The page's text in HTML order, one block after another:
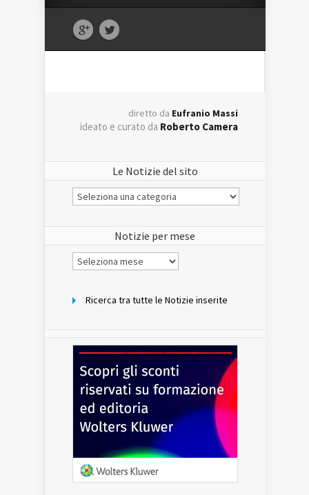
diretto da Eufranio Massi
ideato e curato da Roberto Camera
Le Notizie del sito
Le
Notizie
Notizie per mese
Notizie
per
Ricerca tra tutte le Notizie inserite